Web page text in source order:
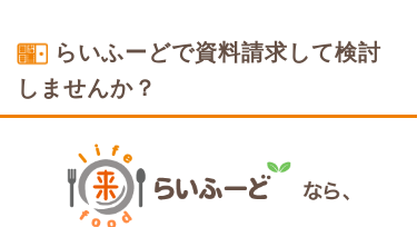
らいふーどで資料請求して検討
しませんか？